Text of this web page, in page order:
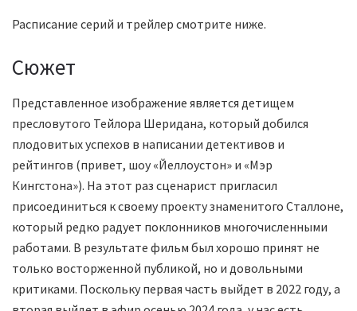
Расписание серий и трейлер смотрите ниже.
Сюжет
Представленное изображение является детищем
пресловутого Тейлора Шеридана, который добился
плодовитых успехов в написании детективов и
рейтингов (привет, шоу «Йеллоустон» и «Мэр
Кингстона»). На этот раз сценарист пригласил
присоединиться к своему проекту знаменитого Сталлоне,
который редко радует поклонников многочисленными
работами. В результате фильм был хорошо принят не
только восторженной публикой, но и довольными
критиками. Поскольку первая часть выйдет в 2022 году, а